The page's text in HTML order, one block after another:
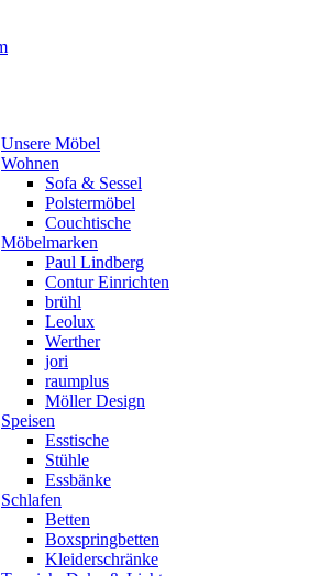
Unsere Möbel
Wohnen
Sofa & Sessel
Polstermöbel
Couchtische
Möbelmarken
Paul Lindberg
Contur Einrichten
brühl
Leolux
Werther
jori
raumplus
Möller Design
Speisen
Esstische
Stühle
Essbänke
Schlafen
Betten
Boxspringbetten
Kleiderschränke